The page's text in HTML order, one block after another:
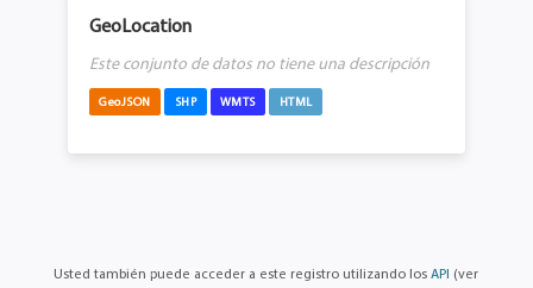
GeoLocation
Este conjunto de datos no tiene una descripción
GeoJSON SHP WMTS HTML
Usted también puede acceder a este registro utilizando los API (ver